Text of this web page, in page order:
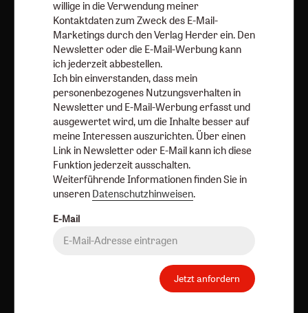
Heft 8/2026
Zum Heft
Heft 7/2026
Zum Heft
Heft 6/2026
Zum Heft
Alle Hefte
Abo bestellen
willige in die Verwendung meiner
Kontaktdaten zum Zweck des E-Mail-
Marketings durch den Verlag Herder ein. Den
Newsletter oder die E-Mail-Werbung kann
ich jederzeit abbestellen.
Ich bin einverstanden, dass mein
personenbezogenes Nutzungsverhalten in
Newsletter und E-Mail-Werbung erfasst und
ausgewertet wird, um die Inhalte besser auf
meine Interessen auszurichten. Über einen
Link in Newsletter oder E-Mail kann ich diese
Funktion jederzeit ausschalten.
Weiterführende Informationen finden Sie in
unseren Datenschutzhinweisen.
E-Mail
Jetzt anfordern